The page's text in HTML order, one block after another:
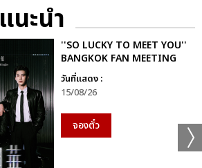
แนะนำ
''SO LUCKY TO MEET YOU''
BANGKOK FAN MEETING
วันที่แสดง :
15/08/26
จองตั๋ว